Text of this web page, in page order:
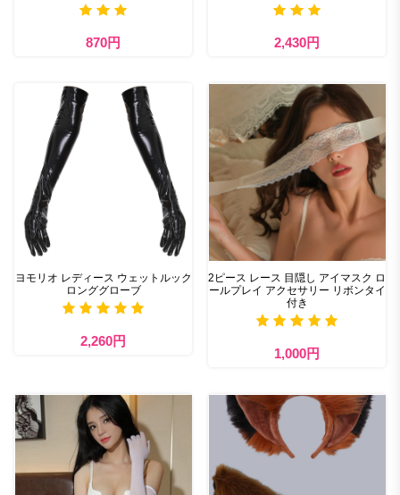
870円 2,430円
ヨモリオ レディース ウェットルック
ロンググローブ
2,260円
2ピース レース 目隠し アイマスク ロ
ールプレイ アクセサリー リボンタイ
付き
1,000円